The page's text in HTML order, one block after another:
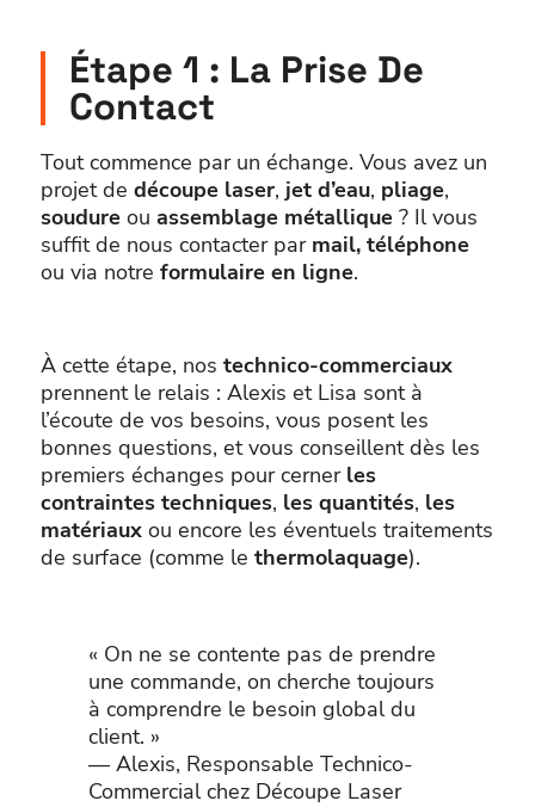
Étape 1 : La Prise De
Contact
Tout commence par un échange. Vous avez un
projet de découpe laser, jet d’eau, pliage,
soudureou assemblage métallique? Il vous
suffit de nous contacter par mail, téléphone
ou via notre formulaire en ligne.
À cette étape, nos technico-commerciaux
prennent le relais : Alexis et Lisa sont à
l’écoute de vos besoins, vous posent les
bonnes questions, et vous conseillent dès les
premiers échanges pour cerner les
contraintes techniques, les quantités, les
matériauxou encore les éventuels traitements
de surface (comme le thermolaquage).
« On ne se contente pas de prendre
une commande, on cherche toujours
à comprendre le besoin global du
client. »
— Alexis, Responsable Technico-
Commercial chez Découpe Laser